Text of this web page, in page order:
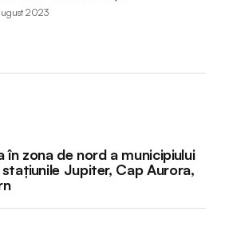
2023
în zona de nord a municipiului
Jupiter, Cap Aurora,